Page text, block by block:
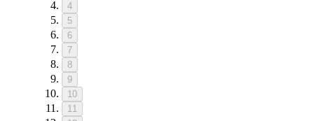
4
5
6
7
8
9
10
11